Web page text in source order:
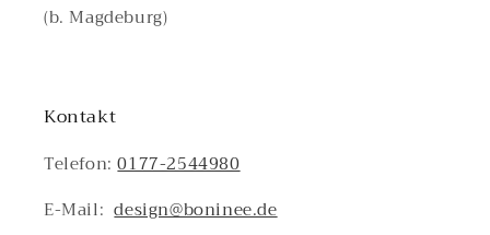
(b. Magdeburg)
Kontakt
Telefon:0177-2544980
E-Mail:design@boninee.de